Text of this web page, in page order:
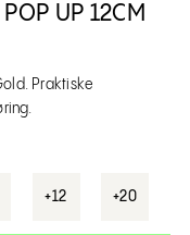
UP 12CM
Praktiske
+12 +20